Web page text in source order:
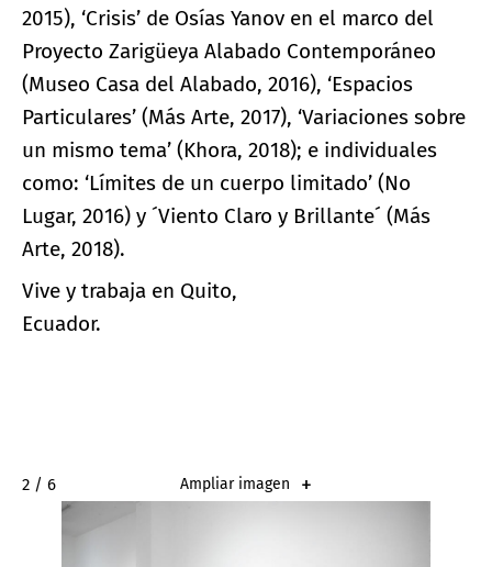
2015), ‘Crisis’ de Osías Yanov en el marco del
Proyecto Zarigüeya Alabado Contemporáneo
(Museo Casa del Alabado, 2016), ‘Espacios
Particulares’ (Más Arte, 2017), ‘Variaciones sobre
un mismo tema’ (Khora, 2018); e individuales
como: ‘Límites de un cuerpo limitado’ (No
Lugar, 2016) y ´Viento Claro y Brillante´ (Más
Arte, 2018).
Vive y trabaja en Quito,
Ecuador.
2 / 6 Ampliar imagen